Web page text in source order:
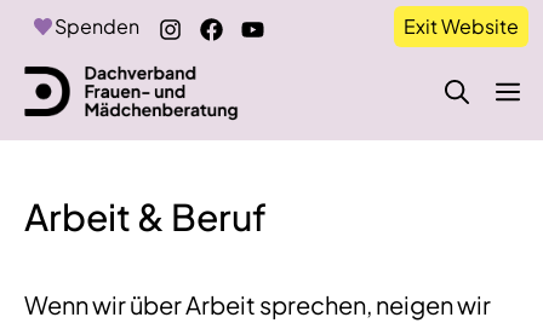
Exit Website
Zum
springen
Spenden
Arbeit & Beruf
Wenn wir über Arbeit sprechen, neigen wir